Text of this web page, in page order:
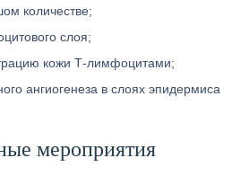
количестве;
слоя;
кожи Т-лимфоцитами;
ангиогенеза в слоях эпидермиса
мероприятия